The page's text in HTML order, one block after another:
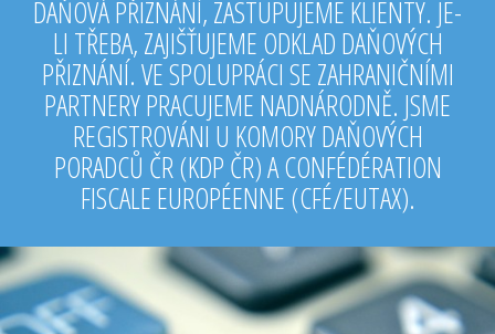
DAŇOVÁ PŘIZNÁNÍ, ZASTUPUJEME KLIENTY. JE-
LI TŘEBA, ZAJIŠŤUJEME ODKLAD DAŇOVÝCH
PŘIZNÁNÍ. VE SPOLUPRÁCI SE ZAHRANIČNÍMI
PARTNERY PRACUJEME NADNÁRODNĚ. JSME
REGISTROVÁNI U KOMORY DAŇOVÝCH
PORADCŮ ČR (KDP ČR) A CONFÉDÉRATION
FISCALE EUROPÉENNE (CFÉ/EUTAX).